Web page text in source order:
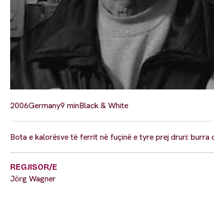
2006Germany9 minBlack & White
Bota e kalorësve të ferrit në fuçinë e tyre prej druri: burra
REGJISOR/E
Jörg Wagner